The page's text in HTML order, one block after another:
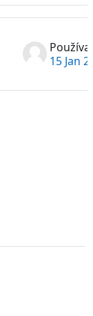
15 Jan